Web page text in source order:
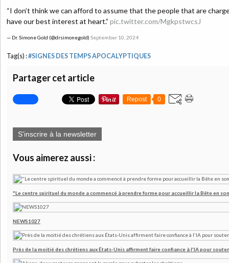
“I don’t think we can afford to assume that the people that are
have our best interest at heart.” pic.twitter.com/MgkpstwcsJ
— Dr. Simone Gold (@drsimonegold) September 10, 2024
Tag(s) :#SIGNES DES TEMPS APOCALYPTIQUES
Partager cet article
Repost 0
S'inscrire à la newsletter
Vous aimerez aussi :
"Le centre spirituel du monde a commencé à prendre forme pour accueillir la Bête en
NEWS1027
Près de la moitié des chrétiens aux États-Unis affirment faire confiance à l'IA pour